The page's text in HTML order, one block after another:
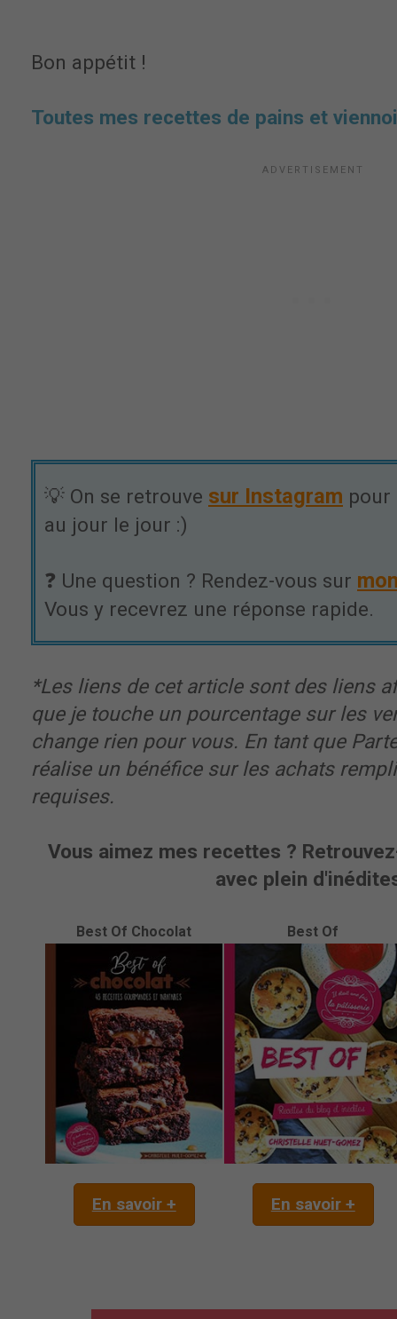
Bon appétit !
Toutes mes recettes de pains et
💡 On se retrouve sur Instagram pour
au jour le jour :)
❓ Une question ? Rendez-vous sur
Vous y recevrez une réponse rapide.
*Les liens de cet article sont des liens
que je touche un pourcentage sur les
change rien pour vous. En tant que
réalise un bénéfice sur les achats
requises.
Vous aimez mes recettes ?
avec plein
Best Of Chocolat Best Of
En savoir + En savoir +